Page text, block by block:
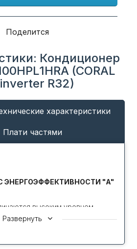
Поделится
Кондиционер
(CORAL
R32)
характеристики
Плати частями
ЭНЕРГОЭФФЕКТИВНОСТИ "A"
высоким уровнем
что соответствует
Развернуть